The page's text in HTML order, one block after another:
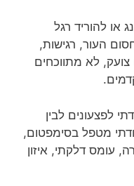
או להוריד רגל
העור, רגישות,
לא מתווכחים
לפצעונים לבין
מטפל בסימפטום,
עומס דלקתי, איזון